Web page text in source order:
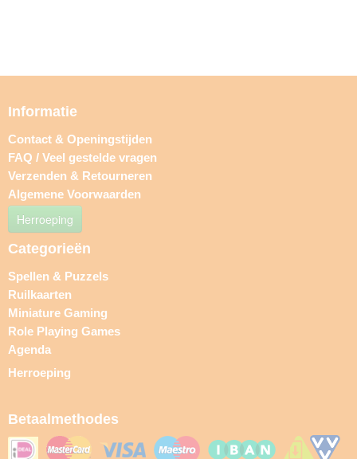
Informatie
Contact & Openingstijden
FAQ / Veel gestelde vragen
Verzenden & Retourneren
Algemene Voorwaarden
Herroeping
Categorieën
Spellen & Puzzels
Ruilkaarten
Miniature Gaming
Role Playing Games
Agenda
Herroeping
Betaalmethodes